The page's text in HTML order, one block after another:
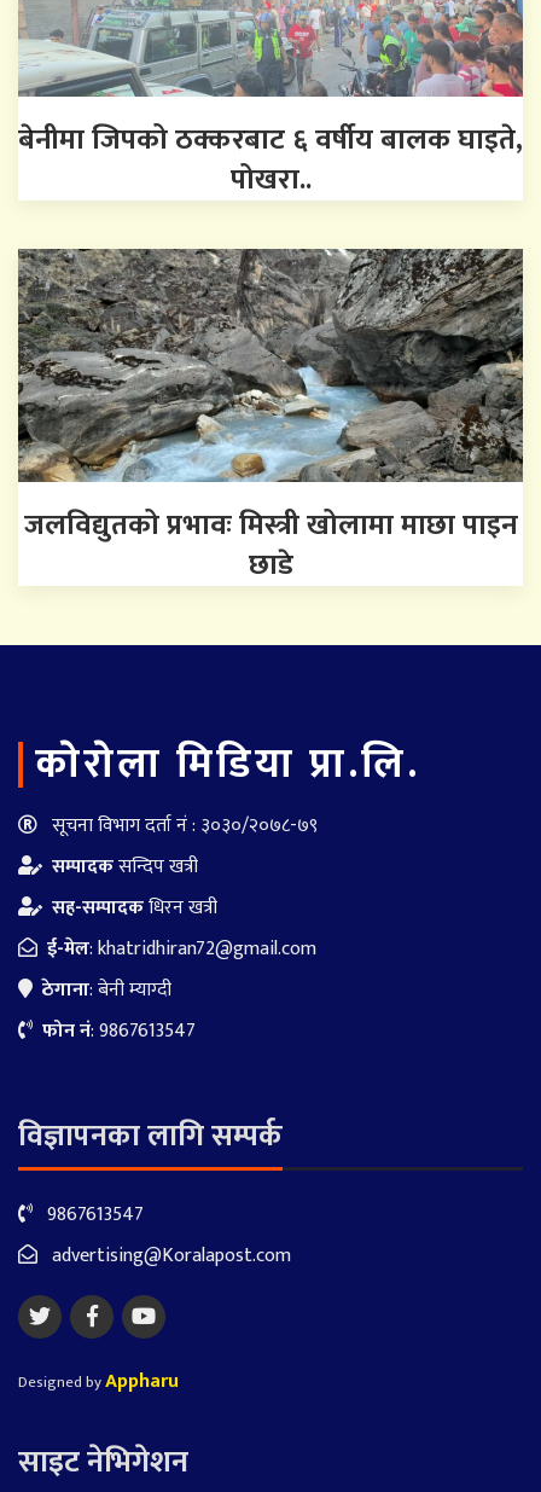
बेनीमा जिपको ठक्करबाट ६ वर्षीय बालक घाइते,
पोखरा..
जलविद्युतको प्रभावः मिस्त्री खोलामा माछा पाइन
छाडे
काेराेला मिडिया प्रा.लि.
सूचना विभाग दर्ता नं : ३०३०/२०७८-७९
सम्पादकसन्दिप खत्री
सह-सम्पादकधिरन खत्री
ई-मेल:khatridhiran72@gmail.com
ठेगाना: बेनी म्याग्दी
फोन नं: 9867613547
विज्ञापनका लागि सम्पर्क
9867613547
advertising@Koralapost.com
Designed byAppharu
साइट नेभिगेशन